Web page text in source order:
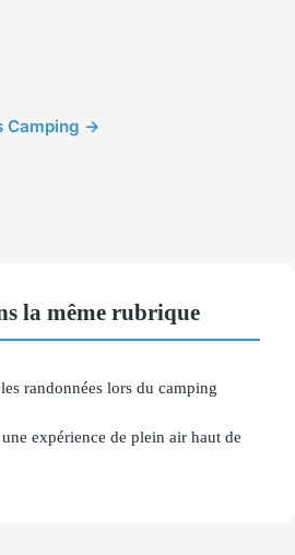
Camping →
la même rubrique
randonnées lors du camping
expérience de plein air haut de